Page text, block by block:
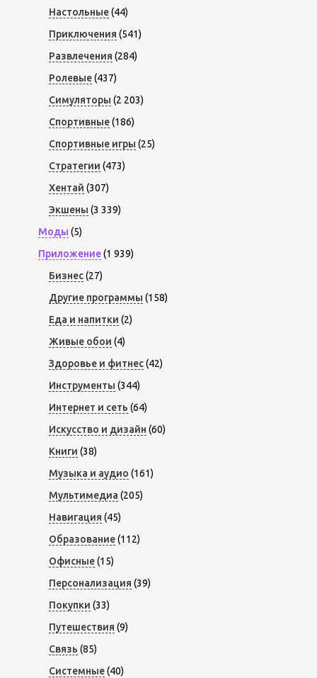
Настольные(44)
Приключения (541)
Развлечения (284)
Ролевые(437)
Симуляторы (2 203)
Спортивные(186)
Спортивные игры (25)
Стратегии (473)
Хентай (307)
Экшены (3 339)
Моды (5)
Приложение(1 939)
Бизнес(27)
Другие программы (158)
Еда и напитки (2)
Живые обои (4)
Здоровье и фитнес(42)
Инструменты (344)
Интернет и сеть (64)
Искусство и дизайн (60)
Книги (38)
Музыка и аудио (161)
Мультимедиа (205)
Навигация (45)
Образование(112)
Офисные(15)
Персонализация (39)
Покупки (33)
Путешествия (9)
Связь (85)
Системные(40)